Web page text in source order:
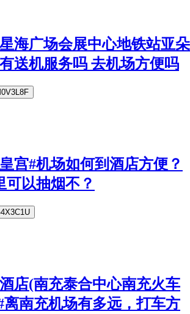
海广场会展中心地铁站亚朵
送机服务吗 去机场方便吗
宫#机场如何到酒店方便？
可以抽烟不？
店(南充泰合中心南充火车
离南充机场有多远，打车方